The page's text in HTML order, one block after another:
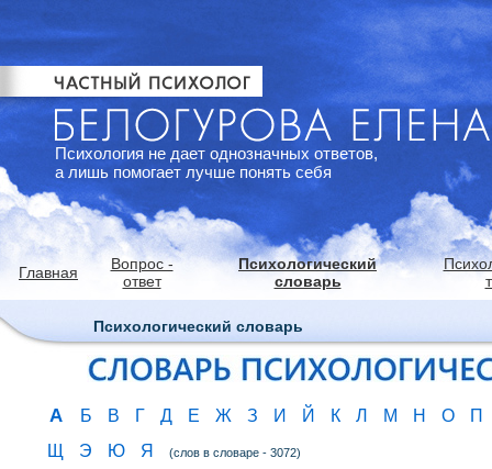
Психология не дает однозначных ответов,
а лишь помогает лучше понять себя
Главная
Вопрос -
ответ
Психологический
словарь
Психологический словарь
А Б В Г Д Е Ж З И Й К Л М Н О
П
Щ
Э Ю Я (слов в словаре - 3072)